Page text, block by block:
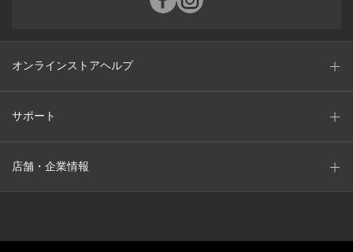
オンラインストアヘルプ
サポート
店舗・企業情報